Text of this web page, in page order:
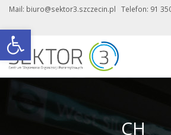
Otwórz pasek narzędzi
Mail: biuro@sektor3.szczecin.pl Telefon: 91
CH